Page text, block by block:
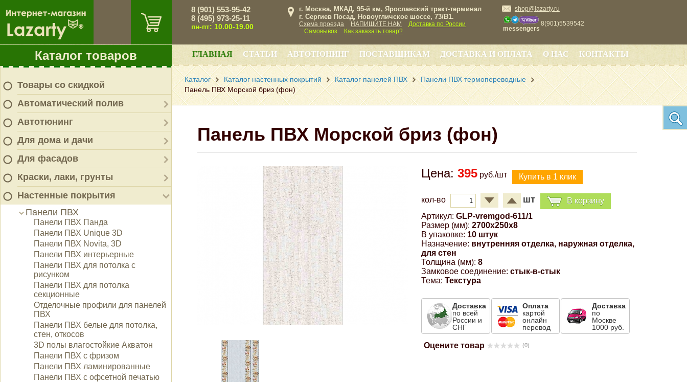
Каталог товаров
Товары со скидкой
Автоматический полив
Автотюнинг
Для дома и дачи
Для фасадов
Краски, лаки, грунты
Настенные покрытия
Панели ПВХ
Панели ПВХ Панда
Панели ПВХ Unique 3D
Панели ПВХ Novita, 3D
Панели ПВХ интерьерные
Панели ПВХ для потолка с
рисунком
Панели ПВХ для потолка
секционные
Отделочные профили для панелей
ПВХ
Панели ПВХ белые для потолка,
стен, откосов
3D полы влагостойкие Акватон
Панели ПВХ с фризом
Панели ПВХ ламинированные
Панели ПВХ с офсетной печатью
8 (901) 553-95-42
8 (495) 973-25-11
пн-пт: 10.00-19.00
г. Москва, МКАД, 95-й км, Ярославский тракт-терминал
г. Сергиев Посад, Новоугличское шоссе, 73/B1.
Схема проезда НАПИШИТЕ НАМ
Доставка по России
Самовывоз
Как заказать товар?
shop@lazarty.ru
messengers
8(901)5539542
ГЛАВНАЯ СТАТЬИ АВТОТЮНИНГ ПОСТАВЩИКАМ ДОСТАВКА И ОПЛАТА О НАС КОНТАКТЫ
Каталог Каталог настенных покрытий Каталог панелей ПВХ
Панели ПВХ термопереводные
Панель ПВХ Морской бриз (фон)
Панель ПВХ Морской бриз (фон)
Цена:395 руб./шт
кол-во шт
В корзину
Артикул: GLP-vremgod-611/1
Размер (мм): 2700x250x8
В упаковке: 10 штук
Назначение: внутренняя отделка, наружная отделка,
для стен
Толщина (мм): 8
Замковое соединение: стык-в-стык
Тема: Текстура
Доставка
по всей
России и
СНГ
Оплата
картой
онлайн
перевод
Доставка
по
Москве
1000 руб.
Оцените товар (0)